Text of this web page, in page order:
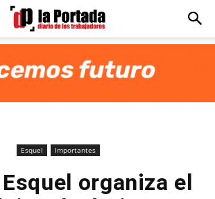
Esquel Importantes
Esquel organiza el